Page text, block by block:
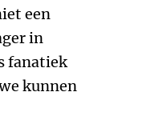
een
in
fanatiek
kunnen